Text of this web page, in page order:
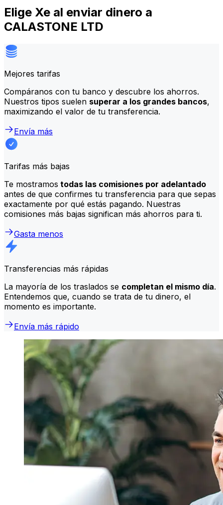
Elige Xe al enviar dinero a
CALASTONE LTD
Mejores tarifas
Compáranos con tu banco y descubre los ahorros.
Nuestros tipos suelen superar a los grandes bancos,
maximizando el valor de tu transferencia.
Envía más
Tarifas más bajas
Te mostramos todas las comisiones por adelantado
antes de que confirmes tu transferencia para que sepas
exactamente por qué estás pagando. Nuestras
comisiones más bajas significan más ahorros para ti.
Gasta menos
Transferencias más rápidas
La mayoría de los traslados se completan el mismo día.
Entendemos que, cuando se trata de tu dinero, el
momento es importante.
Envía más rápido